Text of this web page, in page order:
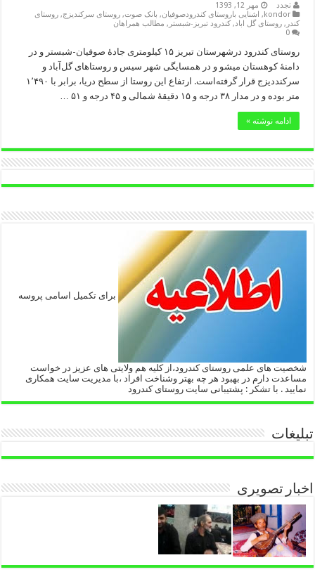
تجدد
مهر 12, 1393
kondor
, اشنایی باروستای کندرودصوفیان, بانک صوت,روستای سرکندیزج,روستای
کندر ,روستای گل اباد,کندرود تبریز-شبستر , مطالب همراهان
0
روستای کندرود درشهرستان تبریز ۱۵ کیلومتری جادهٔ صوفیان-شبستر و در
دامنهٔ کوهستان میشو و در همسایگی شهر سیس و روستاهای گل‌آباد و
سرکنددیزج قرار گرفته‌است. ارتفاع این روستا از سطح دریا، برابر با ۱٬۴۹۰
متر بوده و در مدار ۳۸ درجه و ۱۵ دقیقهٔ شمالی و ۴۵ درجه و ۵۱ …
ادامه نوشته »
برای تکمیل اسامی پروسه
شخصیت های علمی روستای کندرود،از کلیه هم ولایتی های عزیز در خواست
مساعدت دارم در بهبود هر چه بهتر وشناخت افراد ،با مدیریت سایت همکاری
نمایید . با تشکر : پشتیبانی سایت روستای کندرود
تبلیغات
اخبار تصویری